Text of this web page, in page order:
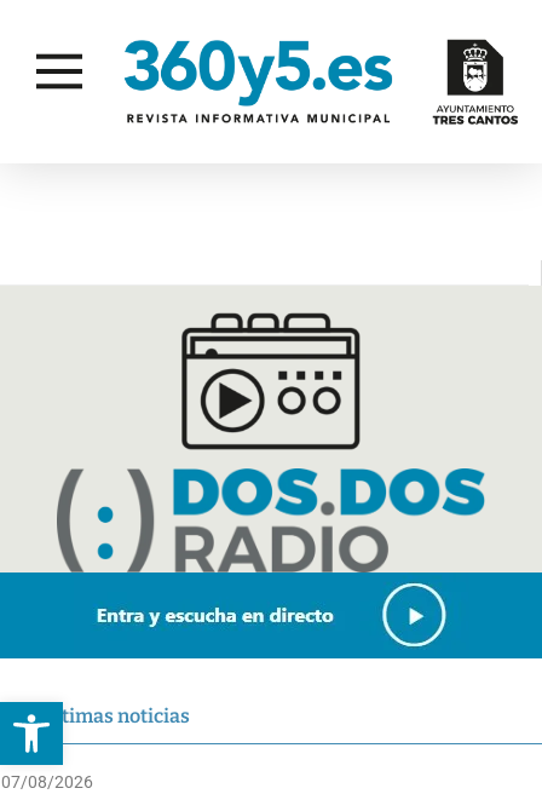
Abrir barra de herramientas
Últimas noticias
07/08/2026